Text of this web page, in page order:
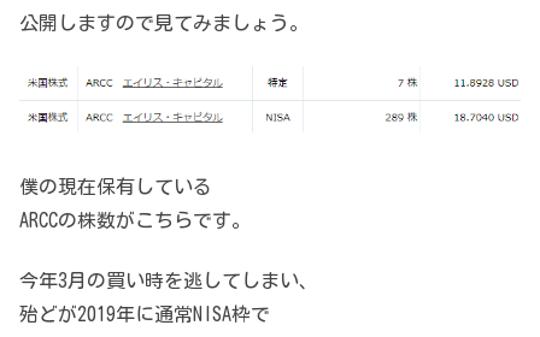
公開しますので見てみましょう。
僕の現在保有している
ARCCの株数がこちらです。
今年3月の買い時を逃してしまい、
殆どが2019年に通常NISA枠で